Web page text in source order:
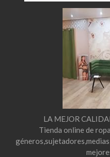
LA MEJOR
Tienda online de